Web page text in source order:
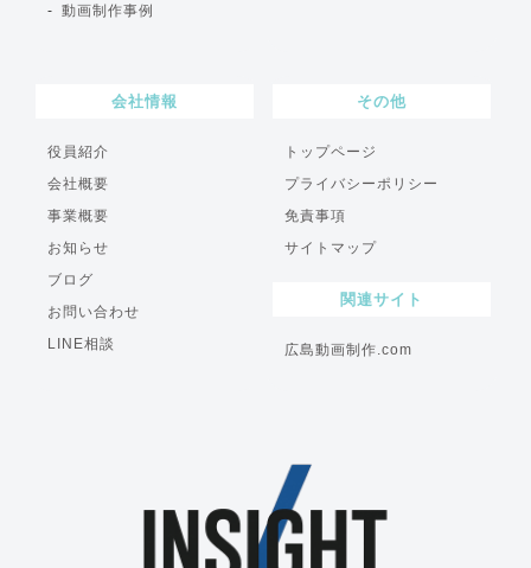
動画制作事例
会社情報
役員紹介
会社概要
事業概要
お知らせ
ブログ
お問い合わせ
LINE相談
その他
トップページ
プライバシーポリシー
免責事項
サイトマップ
関連サイト
広島動画制作.com